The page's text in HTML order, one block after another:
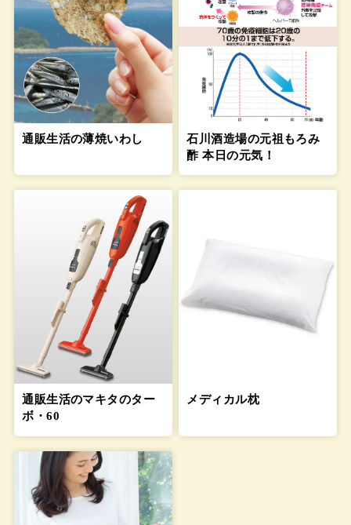
通販生活の薄焼いわし
石川酒造場の元祖もろみ
酢 本日の元気！
通販生活のマキタのター
ボ・60
メディカル枕